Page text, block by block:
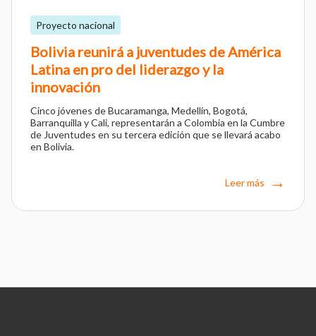
Proyecto nacional
Bolivia reunirá a juventudes de América
Latina en pro del liderazgo y la
innovación
Cinco jóvenes de Bucaramanga, Medellín, Bogotá,
Barranquilla y Cali, representarán a Colombia en la Cumbre
de Juventudes en su tercera edición que se llevará acabo
en Bolivia.
Leer más